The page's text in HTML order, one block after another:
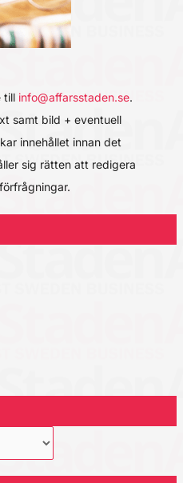
till info@affarsstaden.se.
samt bild + eventuell
innehållet innan det
sig rätten att redigera